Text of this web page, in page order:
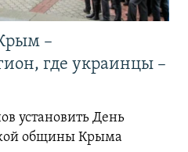
–
где украинцы –
установить День
общины Крыма